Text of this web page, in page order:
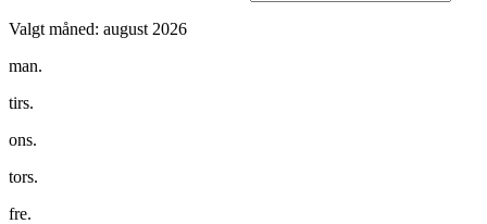
Valgt måned: august 2026
man.
tirs.
ons.
tors.
fre.